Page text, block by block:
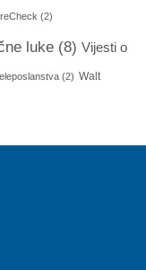
(2)
luke (8) Vijesti o
(2) Walt